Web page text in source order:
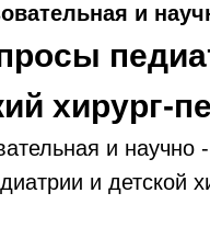
и
хирург-
и научно
и детской